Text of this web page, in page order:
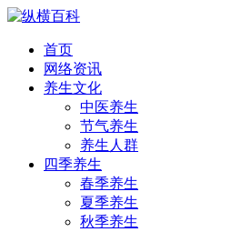
首页
网络资讯
养生文化
中医养生
节气养生
养生人群
四季养生
春季养生
夏季养生
秋季养生